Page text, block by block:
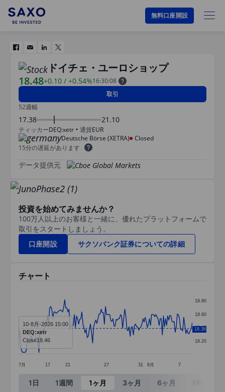
無料口座開設
ドイチェ・ユーロショップ
18.48+0.10 / +0.54%16:30:08
取引
52週幅
17.38 21.10
ティッカーDEQ:xetr 通貨EUR
Deutsche Börse (XETRA)
Closed
15分の遅延があります
データ提供元
投資を始めてみませんか？
100万人以上のお客様と一緒に、優れたプラットフォームで
取引をスタートしましょう。
口座開設
サクソバンク証券についての詳細
チャート
Line chart with 163 data points.
The chart has 1 X axis displaying categories.
The chart has 1 Y axis displaying values. Data
7月 17 21 27 31 8月 7
18.20
18.40
18.60
18.80
18.38
10-8月-2026 15:00
DEQ:xetr
Close18.46
End of interactive chart.
1日 1週間 1ヶ月 3ヶ月 6ヶ月